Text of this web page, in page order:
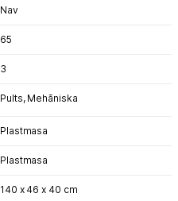
Nav
65
3
Pults, Mehāniska
Plastmasa
Plastmasa
140 x 46 x 40 cm